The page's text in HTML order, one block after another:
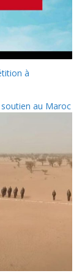
à
au Maroc